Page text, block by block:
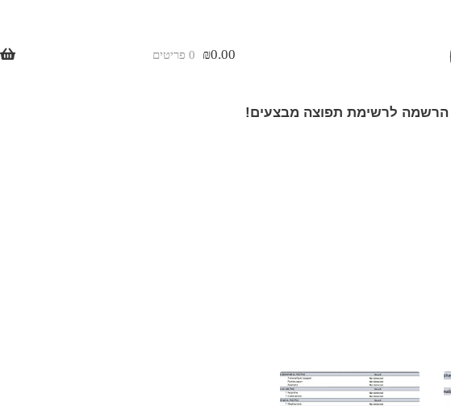
₪0.00 0 פריטים
הרשמה לרשימת תפוצה מבצעים!